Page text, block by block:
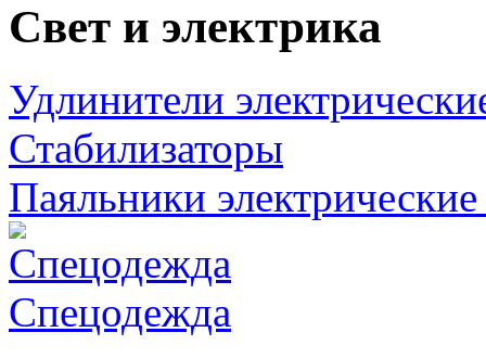
Свет и электрика
Удлинители
Стабилизаторы
Паяльники
Спецодежда